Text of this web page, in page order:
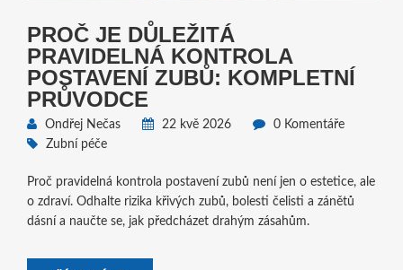
PROČ JE DŮLEŽITÁ
PRAVIDELNÁ KONTROLA
POSTAVENÍ ZUBŮ: KOMPLETNÍ
PRŮVODCE
Ondřej Nečas 22 kvě 2026
0 Komentáře
Zubní péče
Proč pravidelná kontrola postavení zubů není jen o estetice, ale
o zdraví. Odhalte rizika křivých zubů, bolesti čelisti a zánětů
dásní a naučte se, jak předcházet drahým zásahům.